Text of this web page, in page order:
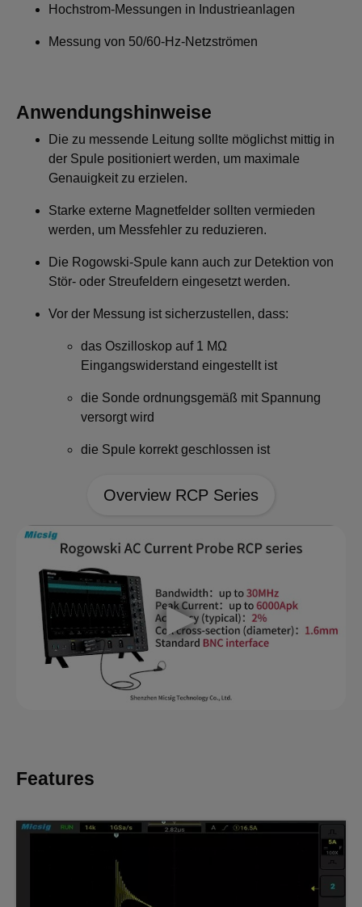
Hochstrom-Messungen in Industrieanlagen
Messung von 50/60-Hz-Netzströmen
Anwendungshinweise
Die zu messende Leitung sollte möglichst mittig in
der Spule positioniert werden, um maximale
Genauigkeit zu erzielen.
Starke externe Magnetfelder sollten vermieden
werden, um Messfehler zu reduzieren.
Die Rogowski-Spule kann auch zur Detektion von
Stör- oder Streufeldern eingesetzt werden.
Vor der Messung ist sicherzustellen, dass:
das Oszilloskop auf 1 MΩ
Eingangswiderstand eingestellt ist
die Sonde ordnungsgemäß mit Spannung
versorgt wird
die Spule korrekt geschlossen ist
Overview RCP Series
Features